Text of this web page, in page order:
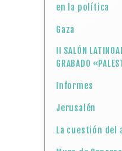
en la política
Gaza
II SALÓN
GRABADO
Informes
Jerusalén
La cuestión del